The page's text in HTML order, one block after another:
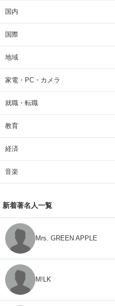
国内
国際
地域
家電・PC・カメラ
就職・転職
教育
経済
音楽
新着著名人一覧
Mrs. GREEN APPLE
M!LK